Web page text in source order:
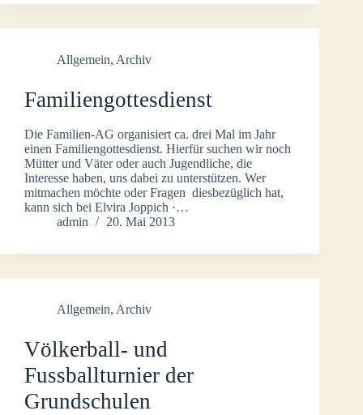
Allgemein, Archiv
Familiengottesdienst
Die Familien-AG organisiert ca. drei Mal im Jahr
einen Familiengottesdienst. Hierfür suchen wir noch
Mütter und Väter oder auch Jugendliche, die
Interesse haben, uns dabei zu unterstützen. Wer
mitmachen möchte oder Fragen diesbezüglich hat,
kann sich bei Elvira Joppich ·…
admin
20. Mai 2013
Allgemein, Archiv
Völkerball- und
Fussballturnier der
Grundschulen